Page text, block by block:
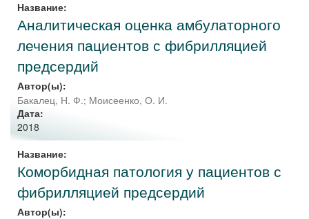
Название:
Аналитическая оценка амбулаторного
лечения пациентов с фибрилляцией
предсердий
Автор(ы):
Бакалец, Н. Ф.; Моисеенко, О. И.
Дата:
2018
Название:
Коморбидная патология у пациентов с
фибрилляцией предсердий
Автор(ы):